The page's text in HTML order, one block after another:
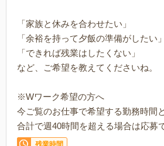
「家族と休みを合わせたい」
「余裕を持って夕飯の準備がしたい」
「できれば残業はしたくない」
など、ご希望を教えてくださいね。
※Wワーク希望の方へ
今ご覧のお仕事で希望する勤務時間
合計で週40時間を超える場合は応募
残業時間